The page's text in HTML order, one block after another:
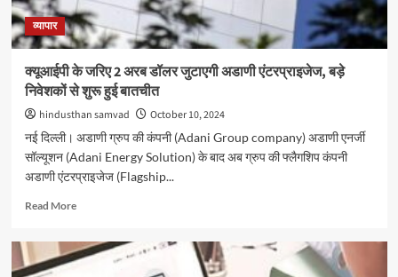
सूचकांक
हरे
निशान
व्यापार
क्यूआईपी के जरिए 2 अरब डॉलर जुटाएगी अडाणी एंटरप्राइजेज, बड़े
निवेशकों से शुरू हुई बातचीत
hindusthan samvad
October 10, 2024
नई दिल्ली। अडाणी ग्रुप की कंपनी (Adani Group company) अडाणी एनर्जी
सॉल्यूशन (Adani Energy Solution) के बाद अब ग्रुप की फ्लैगशिप कंपनी
अडाणी एंटरप्राइजेज (Flagship...
Read MoreRead
क्यूआईपी